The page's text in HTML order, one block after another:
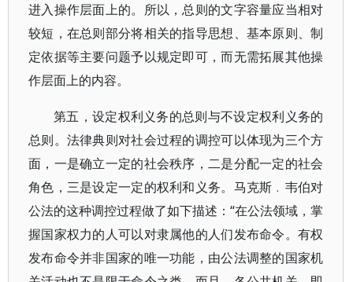
进入操作层面上的。所以，总则的文字容量应当相对
较短，在总则部分将相关的指导思想、基本原则、制
定依据等主要问题予以规定即可，而无需拓展其他操
作层面上的内容。
第五，设定权利义务的总则与不设定权利义务的
总则。法律典则对社会过程的调控可以体现为三个方
面，一是确立一定的社会秩序，二是分配一定的社会
角色，三是设定一定的权利和义务。马克斯﹒韦伯对
公法的这种调控过程做了如下描述：“在公法领域，掌
握国家权力的人可以对隶属他的人们发布命令。有权
发布命令并非国家的唯一功能，由公法调整的国家机